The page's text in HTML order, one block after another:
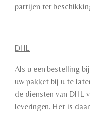
partijen ter
DHL
Als u een bestelling
uw pakket bij u te
de diensten van DHL
leveringen. Het is